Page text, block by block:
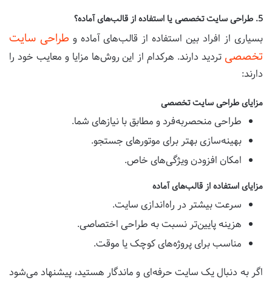
5. طراحی سایت تخصصی یا استفاده از قالب‌های آماده؟
بسیاری از افراد بین استفاده از قالب‌های آماده و طراحی سایت
تخصصی تردید دارند. هرکدام از این روش‌ها مزایا و معایب خود را
دارند:
مزایای طراحی سایت تخصصی
طراحی منحصربه‌فرد و مطابق با نیازهای شما.
بهینه‌سازی بهتر برای موتورهای جستجو.
امکان افزودن ویژگی‌های خاص.
مزایای استفاده از قالب‌های آماده
سرعت بیشتر در راه‌اندازی سایت.
هزینه پایین‌تر نسبت به طراحی اختصاصی.
مناسب برای پروژه‌های کوچک یا موقت.
اگر به دنبال یک سایت حرفه‌ای و ماندگار هستید، پیشنهاد می‌شود